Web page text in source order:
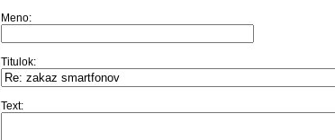
Meno:
Titulok:
Text: